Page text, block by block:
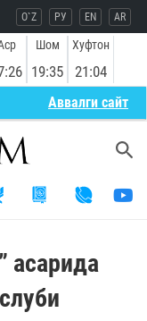
O`Z РУ EN AR
Шом
19:35
Хуфтон
21:04
Aввалги сайт
асарида